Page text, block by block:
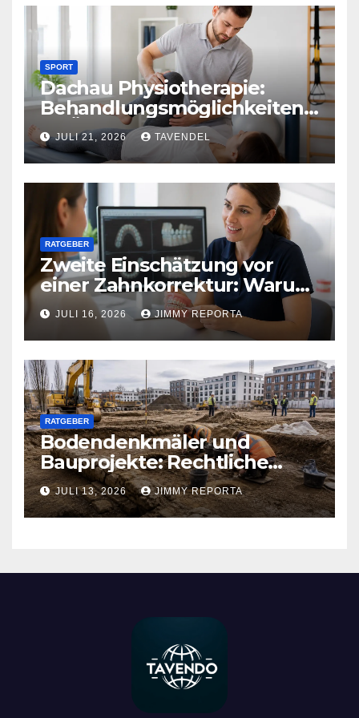
SPORT
Dachau Physiotherapie:
Behandlungsmöglichkeiten
im Überblick
JULI 21, 2026 TAVENDEL
RATGEBER
Zweite Einschätzung vor
einer Zahnkorrektur: Warum
sich ein weiterer Blick lohnen
kann
JULI 16, 2026 JIMMY REPORTA
RATGEBER
Bodendenkmäler und
Bauprojekte: Rechtliche
Pflichten und praktischer
Ablauf
JULI 13, 2026 JIMMY REPORTA